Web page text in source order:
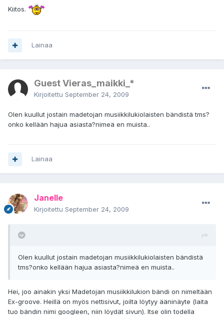
Kiitos.
Lainaa
Guest Vieras_maikki_*
Kirjoitettu September 24, 2009
Olen kuullut jostain madetojan musiikkilukiolaisten bändistä tms?
onko kellään hajua asiasta?nimeä en muista..
Lainaa
Janelle
Kirjoitettu September 24, 2009
Olen kuullut jostain madetojan musiikkilukiolaisten bändistä
tms?onko kellään hajua asiasta?nimeä en muista..
Hei, joo ainakin yksi Madetojan musiikkilukion bändi on nimeltään
Ex-groove. Heillä on myös nettisivut, joilta löytyy ääninäyte (laita
tuo bändin nimi googleen, niin löydät sivun). Itse olin todella